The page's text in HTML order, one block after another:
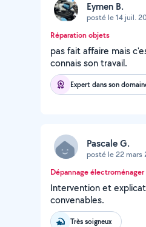
Eymen B.
posté le 14 juil.
Réparation objets
pas fait affaire mais
connais son travail.
Expert dans son
Pascale G.
posté le 22 mars
Dépannage électroménager
Intervention et
convenables.
Très soigneux